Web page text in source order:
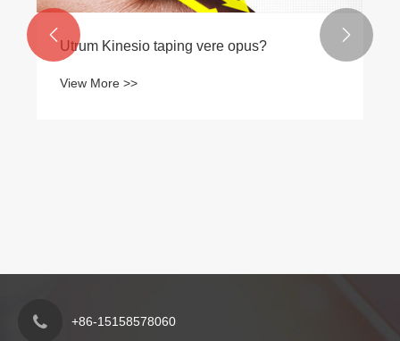
Utrum Kinesio taping vere opus?
View More >>
 
+86-15158578060